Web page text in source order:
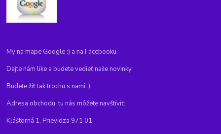
My na mape Google :) a na Facebooku.
Dajte nám like a budete vedieť naše novinky.
Budete žiť tak trochu s nami :)
Adresa obchodu, tu nás môžete navštíviť:
Kláštorná 1, Prievidza 971 01